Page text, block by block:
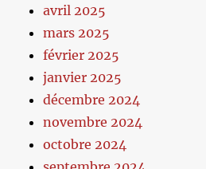
avril 2025
mars 2025
février 2025
janvier 2025
décembre 2024
novembre 2024
octobre 2024